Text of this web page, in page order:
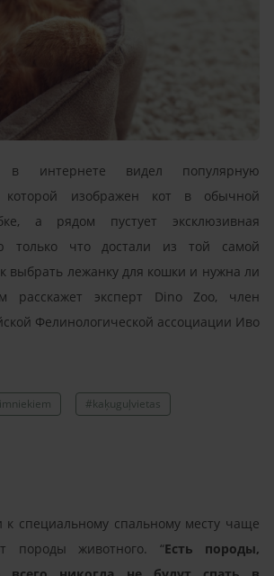
интернете видел популярную
изображен кот в обычной
а рядом пустует эксклюзивная
только что достали из той самой
выбрать лежанку для кошки и нужна ли
расскажет эксперт Dino Zoo, член
Фелинологической ассоциации Иво
#kaķuguļvietas
специальному спальному месту чаще
породы животного. “Есть породы,